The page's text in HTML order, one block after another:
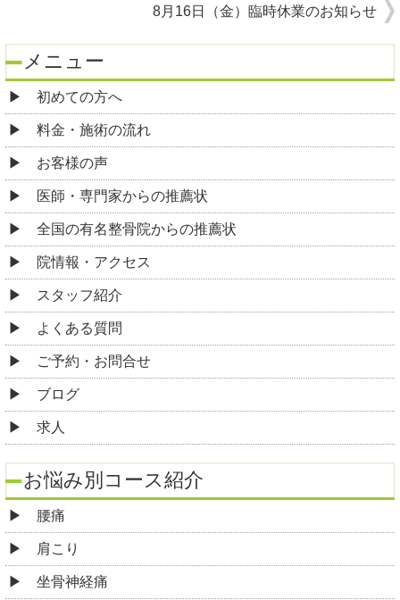
8月16日（金）臨時休業のお知らせ
メニュー
初めての方へ
料金・施術の流れ
お客様の声
医師・専門家からの推薦状
全国の有名整骨院からの推薦状
院情報・アクセス
スタッフ紹介
よくある質問
ご予約・お問合せ
ブログ
求人
お悩み別コース紹介
腰痛
肩こり
坐骨神経痛